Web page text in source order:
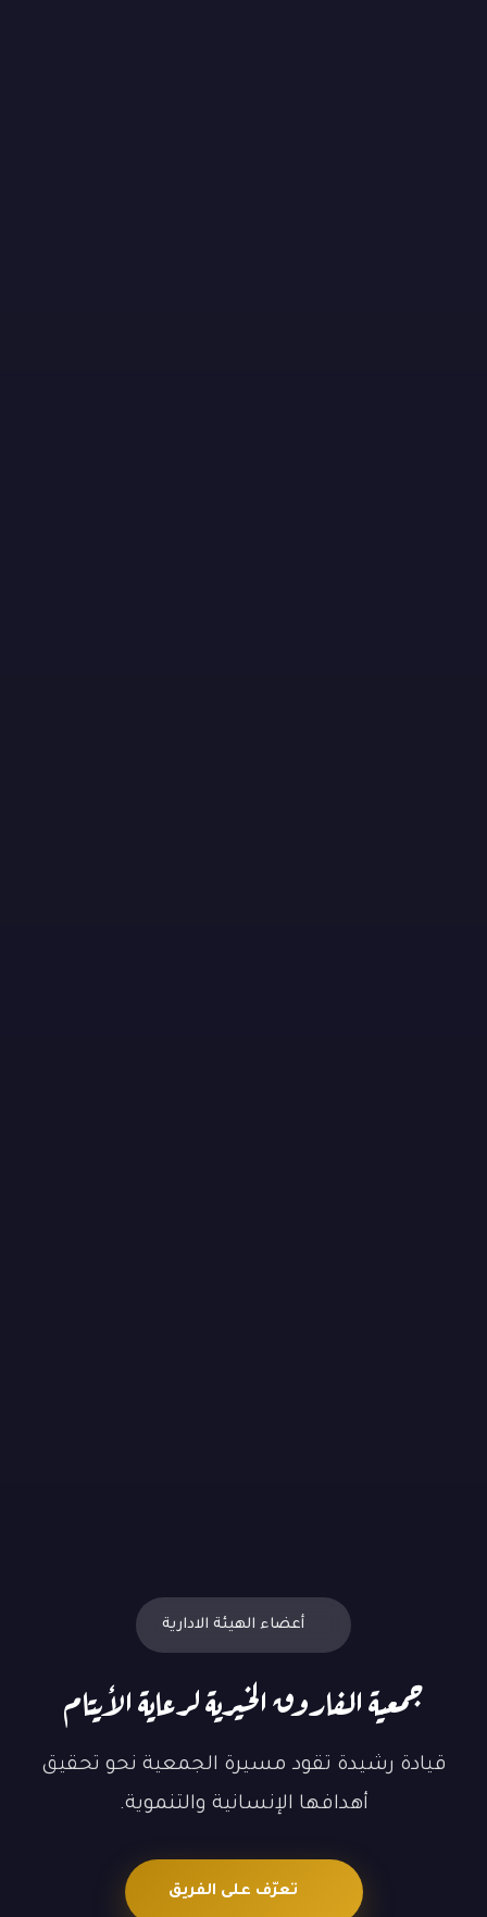
أعضاء الهيئة الادارية
جمعية الفاروق الخيرية لرعاية الأيتام
قيادة رشيدة تقود مسيرة الجمعية نحو تحقيق
أهدافها الإنسانية والتنموية.
تعرّف على الفريق